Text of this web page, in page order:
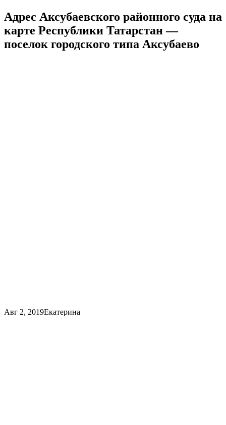
Адрес Аксубаевского районного суда на
карте Республики Татарстан —
поселок городского типа Аксубаево
Авг 2, 2019Екатерина